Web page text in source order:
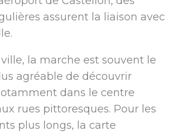
assurent la liaison avec
la marche est souvent le
agréable de découvrir
dans le centre
rues pittoresques. Pour les
plus longs, la carte